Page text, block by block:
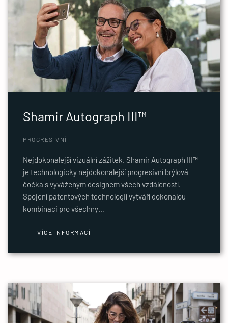
Shamir Autograph III™
PROGRESIVNÍ
Nejdokonalejší vizuální zážitek. Shamir Autograph III™
je technologicky nejdokonalejší progresivní brýlová
čočka s vyváženým designem všech vzdáleností.
Spojení patentových technologií vytváří dokonalou
kombinaci pro všechny…
VÍCE INFORMACÍ